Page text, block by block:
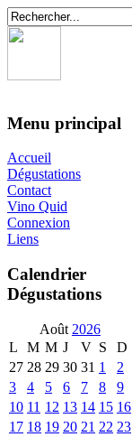
Menu principal
Accueil
Dégustations
Contact
Vino Quid
Connexion
Liens
Calendrier
Dégustations
Août 2026
L
M M J V S
D
27 28 29 30 31 1
2
3
4 5 6 7 8
9
10 11 12 13 14 15 16
17 18 19 20 21 22 23